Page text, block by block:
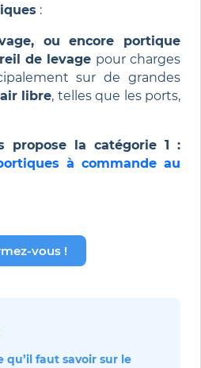
:
ou encore portique
de levage pour charges
sur de grandes
libre, telles que les ports,
propose la catégorie 1 :
à commande au
vous !
qu’il faut savoir sur le